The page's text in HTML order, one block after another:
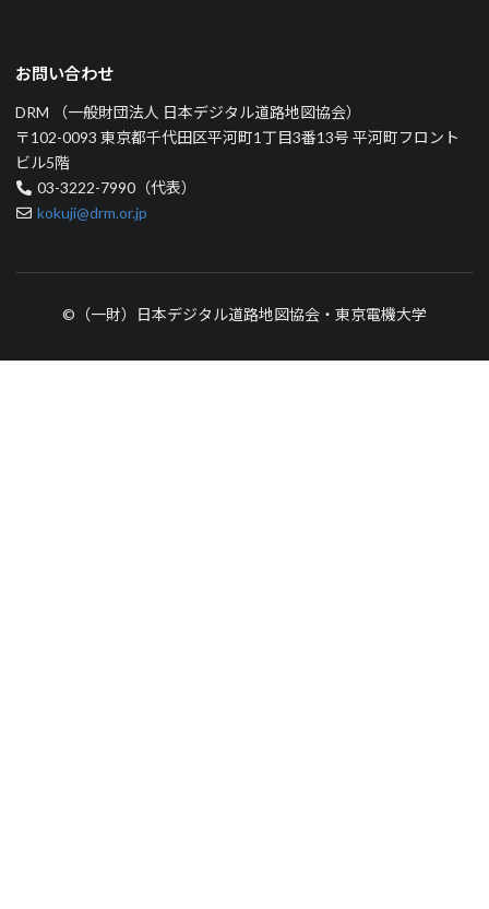
お問い合わせ
DRM （一般財団法人 日本デジタル道路地図協会）
〒102-0093 東京都千代田区平河町1丁目3番13号 平河町フロント
ビル5階
03-3222-7990（代表）
kokuji@drm.or.jp
©（一財）日本デジタル道路地図協会・東京電機大学